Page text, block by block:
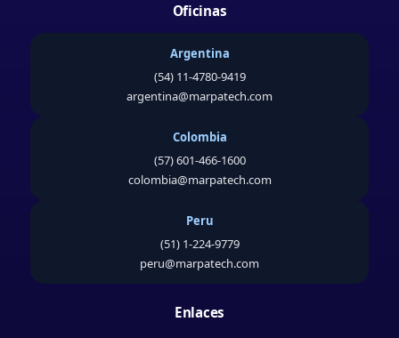
Oficinas
Argentina
(54) 11-4780-9419
argentina@marpatech.com
Colombia
(57) 601-466-1600
colombia@marpatech.com
Peru
(51) 1-224-9779
peru@marpatech.com
Enlaces